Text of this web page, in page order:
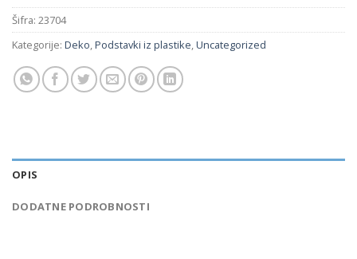
Šifra: 23704
Kategorije: Deko Podstavki iz plastike Uncategorized
OPIS
DODATNE PODROBNOSTI